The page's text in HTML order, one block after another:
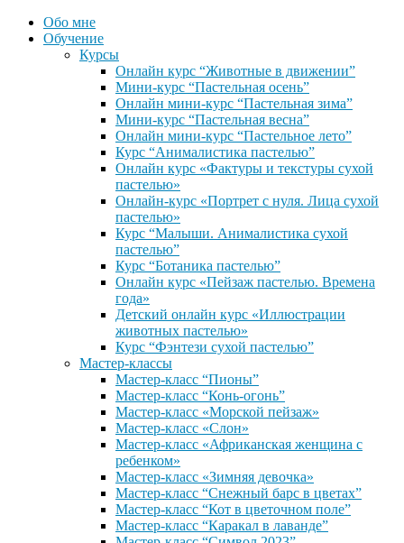
Обо мне
Обучение
Курсы
Онлайн курс “Животные в движении”
Мини-курс “Пастельная осень”
Онлайн мини-курс “Пастельная зима”
Мини-курс “Пастельная весна”
Онлайн мини-курс “Пастельное лето”
Курс “Анималистика пастелью”
Онлайн курс «Фактуры и текстуры сухой
пастелью»
Онлайн-курс «Портрет с нуля. Лица сухой
пастелью»
Курс “Малыши. Анималистика сухой
пастелью”
Курс “Ботаника пастелью”
Онлайн курс «Пейзаж пастелью. Времена
года»
Детский онлайн курс «Иллюстрации
животных пастелью»
Курс “Фэнтези сухой пастелью”
Мастер-классы
Мастер-класс “Пионы”
Мастер-класс “Конь-огонь”
Мастер-класс «Морской пейзаж»
Мастер-класс «Слон»
Мастер-класс «Африканская женщина с
ребенком»
Мастер-класс «Зимняя девочка»
Мастер-класс “Снежный барс в цветах”
Мастер-класс “Кот в цветочном поле”
Мастер-класс “Каракал в лаванде”